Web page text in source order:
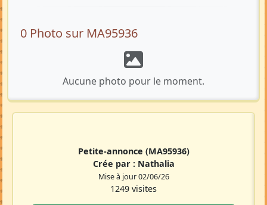
0 Photo sur MA95936
Aucune photo pour le moment.
Petite-annonce (MA95936)
Crée par : Nathalia
Mise à jour 02/06/26
1249 visites